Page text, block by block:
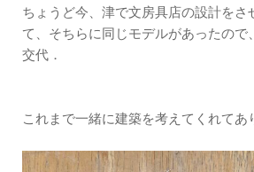
ちょうど今、津で文房具店の設計をさ
て、そちらに同じモデルがあったので
交代．
これまで一緒に建築を考えてくれてあ